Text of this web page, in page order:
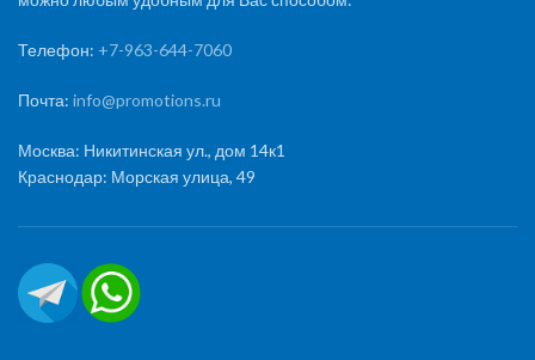
Телефон: +7-963-644-7060
Почта: info@promotions.ru
Москва: Никитинская ул., дом 14к1
Краснодар: Морская улица, 49